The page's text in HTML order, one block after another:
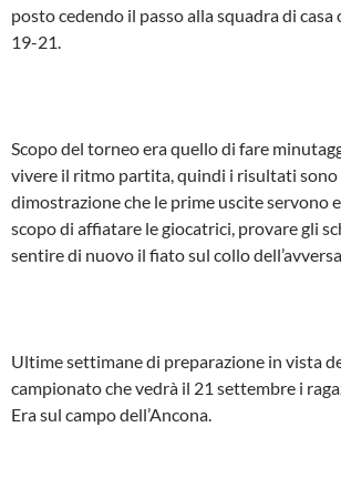
posto cedendo il passo alla squadra di
19-21.
Scopo del torneo era quello di fare
vivere il ritmo partita, quindi i risultati
dimostrazione che le prime uscite servono
scopo di affiatare le giocatrici, provare gli
sentire di nuovo il fiato sul collo
Ultime settimane di preparazione in vista
campionato che vedrà il 21 settembre i
Era sul campo dell’Ancona.